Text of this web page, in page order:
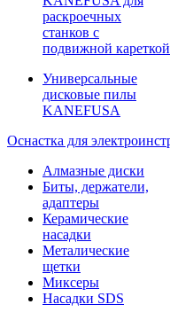
раскроечных
станков с
подвижной кареткой
Универсальные
дисковые пилы
KANEFUSA
Оснастка для
Алмазные диски
Биты, держатели,
адаптеры
Керамические
насадки
Металические
щетки
Миксеры
Насадки SDS